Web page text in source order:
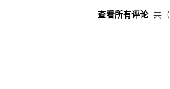
查看所有评论共（